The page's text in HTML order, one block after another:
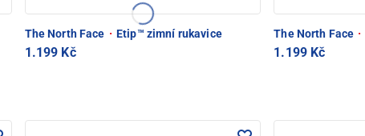
The North Face · Etip™ zimní rukavice
1.199 Kč
The North Face ·
1.199 Kč